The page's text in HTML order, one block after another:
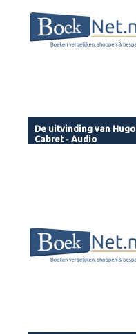
De uitvinding van Hugo
Cabret - Audio